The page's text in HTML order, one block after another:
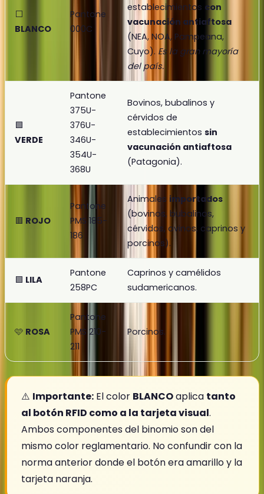
⬜
BLANCO
Pantone
000C
establecimientos con
vacunación antiaftosa
(NEA, NOA, Pampeana,
Cuyo). Es la gran mayoría
del país.
🟩
VERDE
Pantone
375U-
376U-
346U-
354U-
368U
Bovinos, bubalinos y
cérvidos de
establecimientos sin
vacunación antiaftosa
(Patagonia).
🟥 ROJO
Pantone
PMS 185-
186
Animales importados
(bovinos, bubalinos,
cérvidos, ovinos, caprinos y
porcinos).
🟪 LILA
Pantone
258PC
Caprinos y camélidos
sudamericanos.
🩷 ROSA
Pantone
PMS 210-
211
Porcinos.
⚠️ Importante: El color BLANCOaplica tanto
al botón RFID como a la tarjeta visual.
Ambos componentes del binomio son del
mismo color reglamentario. No confundir con la
norma anterior donde el botón era amarillo y la
tarjeta naranja.